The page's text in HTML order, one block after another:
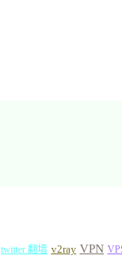
twitter 翻墙 v2ray VPN